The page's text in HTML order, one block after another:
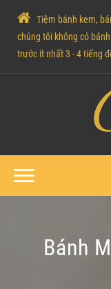
Tiệm bánh kem,
chúng tôi không có
trước ít nhất 3 - 4 tiếng
Bánh